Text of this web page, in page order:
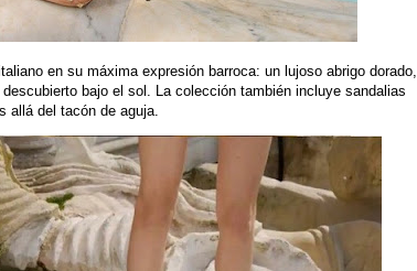
en su máxima expresión barroca: un lujoso abrigo dorado,
bajo el sol. La colección también incluye sandalias
allá del tacón de aguja.